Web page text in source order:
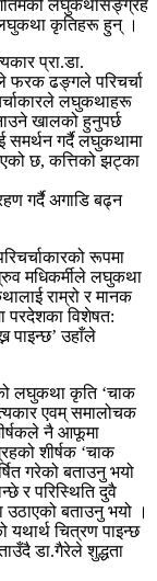
लघुकथासङ्ग्रह
कृतिहरू हुन् ।
प्रा.डा.
ढङ्गले परिचर्चा
लघुकथाहरू
खालको हुनुपर्छ
समर्थन गर्दै लघुकथामा
छ, कत्तिको झट्का
गर्दै अगाडि बढ्न
रूपमा
मधिकर्मीले लघुकथा
राम्रो र मानक
परदेशका विशेषत:
पाइन्छ’ उहाँले
लघुकथा कृति ‘चाक
एवम् समालोचक
नै आफूमा
शीर्षक ‘चाक
गरेको बताउनु भयो
र परिस्थिति दुवै
बताउनु भयो ।
चित्रण पाइन्छ
डा.गैरेले शुद्धता